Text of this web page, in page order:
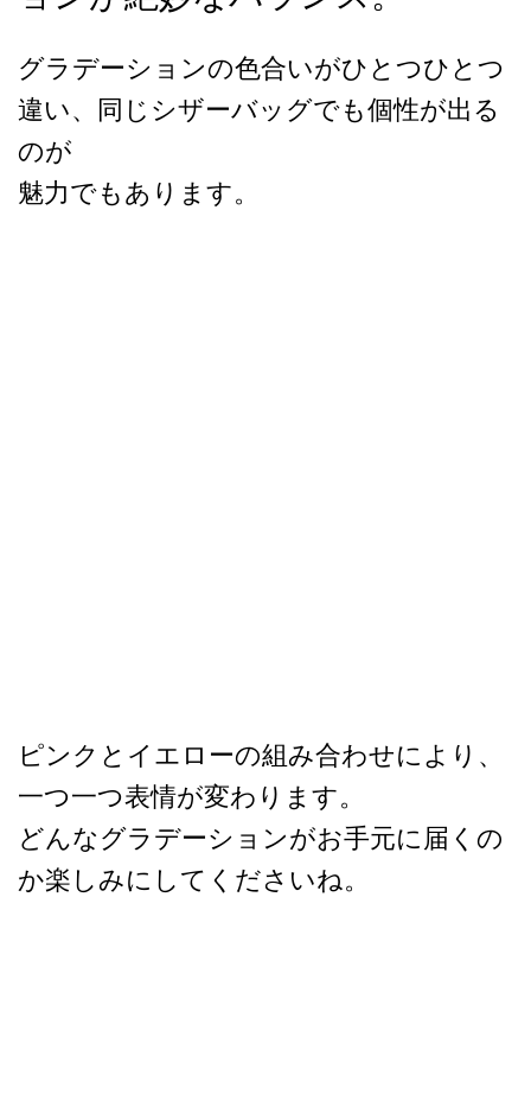
グラデーションの色合いがひとつひとつ
違い、同じシザーバッグでも個性が出る
のが
魅力でもあります。
ピンクとイエローの組み合わせにより、
一つ一つ表情が変わります。
どんなグラデーションがお手元に届くの
か楽しみにしてくださいね。